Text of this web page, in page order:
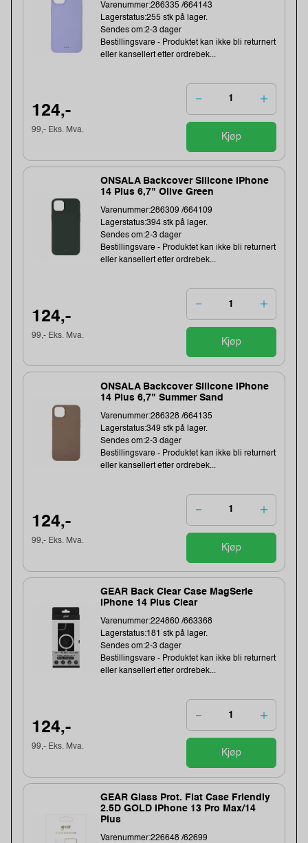
Varenummer:286335 /664143
Lagerstatus:255 stk på lager.
Sendes om:2-3 dager
Bestillingsvare - Produktet kan ikke bli returnert
eller kansellert etter ordrebek...
124,-
99,- Eks. Mva.
Kjøp
ONSALA Backcover Silicone iPhone
14 Plus 6,7" Olive Green
Varenummer:286309 /664109
Lagerstatus:394 stk på lager.
Sendes om:2-3 dager
Bestillingsvare - Produktet kan ikke bli returnert
eller kansellert etter ordrebek...
124,-
99,- Eks. Mva.
Kjøp
ONSALA Backcover Silicone iPhone
14 Plus 6,7" Summer Sand
Varenummer:286328 /664135
Lagerstatus:349 stk på lager.
Sendes om:2-3 dager
Bestillingsvare - Produktet kan ikke bli returnert
eller kansellert etter ordrebek...
124,-
99,- Eks. Mva.
Kjøp
GEAR Back Clear Case MagSerie
iPhone 14 Plus Clear
Varenummer:224860 /663368
Lagerstatus:181 stk på lager.
Sendes om:2-3 dager
Bestillingsvare - Produktet kan ikke bli returnert
eller kansellert etter ordrebek...
124,-
99,- Eks. Mva.
Kjøp
GEAR Glass Prot. Flat Case Friendly
2.5D GOLD iPhone 13 Pro Max/14
Plus
Varenummer:226648 /62699